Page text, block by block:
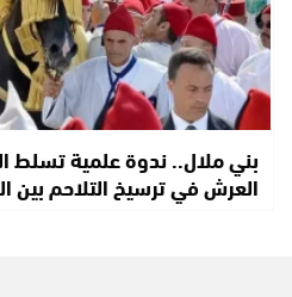
بني ملال.. ندوة علمية تسلط
العرش في ترسيخ التلاحم